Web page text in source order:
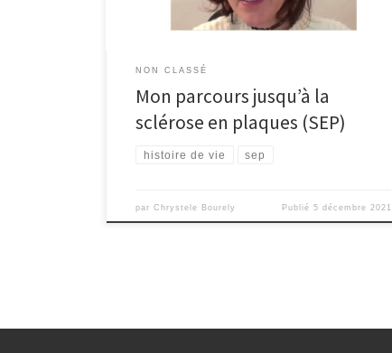
NON CLASSÉ
Mon parcours jusqu’à la
sclérose en plaques (SEP)
histoire de vie sep
parChrystele Bourely Publié 5 décembre 2021